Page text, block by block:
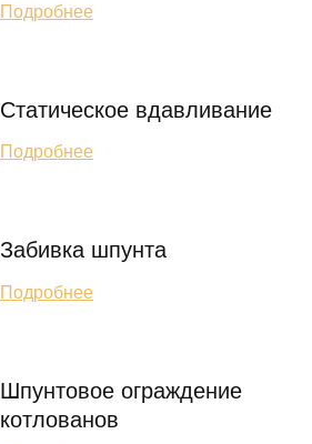
Подробнее
Статическое вдавливание
Подробнее
Забивка шпунта
Подробнее
Шпунтовое ограждение
котлованов